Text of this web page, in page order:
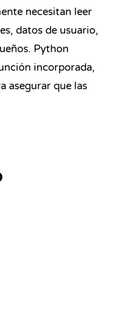
necesitan leer
datos de usuario,
Python
incorporada,
asegurar que las